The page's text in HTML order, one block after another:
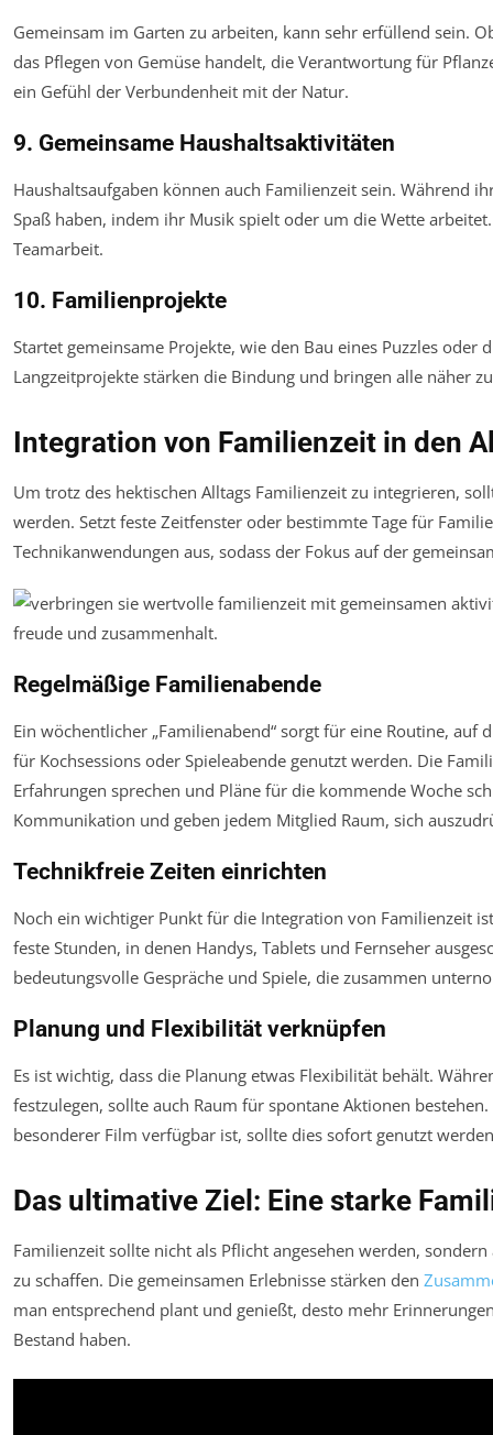
Gemeinsam im Garten zu arbeiten, kann sehr erfüllend sein.
das Pflegen von Gemüse handelt, die Verantwortung für
ein Gefühl der Verbundenheit mit der Natur.
9. Gemeinsame Haushaltsaktivitäten
Haushaltsaufgaben können auch Familienzeit sein. Während
Spaß haben, indem ihr Musik spielt oder um die Wette
Teamarbeit.
10. Familienprojekte
Startet gemeinsame Projekte, wie den Bau eines Puzzles oder
Langzeitprojekte stärken die Bindung und bringen alle näher
Integration von Familienzeit in den
Um trotz des hektischen Alltags Familienzeit zu integrieren,
werden. Setzt feste Zeitfenster oder bestimmte Tage für
Technikanwendungen aus, sodass der Fokus auf der
Regelmäßige Familienabende
Ein wöchentlicher „Familienabend“ sorgt für eine Routine, auf
für Kochsessions oder Spieleabende genutzt werden. Die
Erfahrungen sprechen und Pläne für die kommende Woche
Kommunikation und geben jedem Mitglied Raum, sich
Technikfreie Zeiten einrichten
Noch ein wichtiger Punkt für die Integration von Familienzeit
feste Stunden, in denen Handys, Tablets und Fernseher
bedeutungsvolle Gespräche und Spiele, die zusammen
Planung und Flexibilität verknüpfen
Es ist wichtig, dass die Planung etwas Flexibilität behält.
festzulegen, sollte auch Raum für spontane Aktionen
besonderer Film verfügbar ist, sollte dies sofort genutzt
Das ultimative Ziel: Eine starke
Familienzeit sollte nicht als Pflicht angesehen werden,
zu schaffen. Die gemeinsamen Erlebnisse stärken den
man entsprechend plant und genießt, desto mehr
Bestand haben.